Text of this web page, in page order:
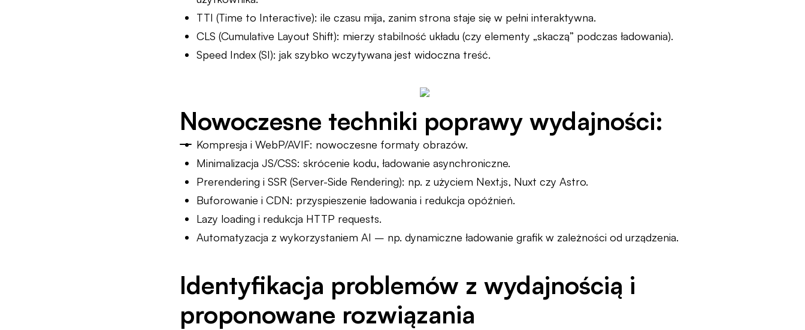
TTI (Time to Interactive): ile czasu mija, zanim strona staje się w pełni interaktywna.
CLS (Cumulative Layout Shift): mierzy stabilność układu (czy elementy „skaczą” podczas ładowania).
Speed Index (SI): jak szybko wczytywana jest widoczna treść.
Nowoczesne techniki poprawy wydajności:
Kompresja i WebP/AVIF: nowoczesne formaty obrazów.
Minimalizacja JS/CSS: skrócenie kodu, ładowanie asynchroniczne.
Prerendering i SSR (Server-Side Rendering): np. z użyciem Next.js, Nuxt czy Astro.
Buforowanie i CDN: przyspieszenie ładowania i redukcja opóźnień.
Lazy loading i redukcja HTTP requests.
Automatyzacja z wykorzystaniem AI – np. dynamiczne ładowanie grafik w zależności od urządzenia.
Identyfikacja problemów z wydajnością i
proponowane rozwiązania